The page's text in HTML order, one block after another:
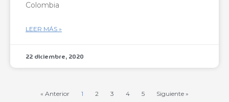
Colombia
LEER MÁS »
22 diciembre, 2020
« Anterior 1 2 3 4 5 Siguiente »